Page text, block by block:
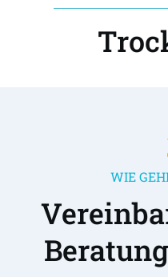
WIE